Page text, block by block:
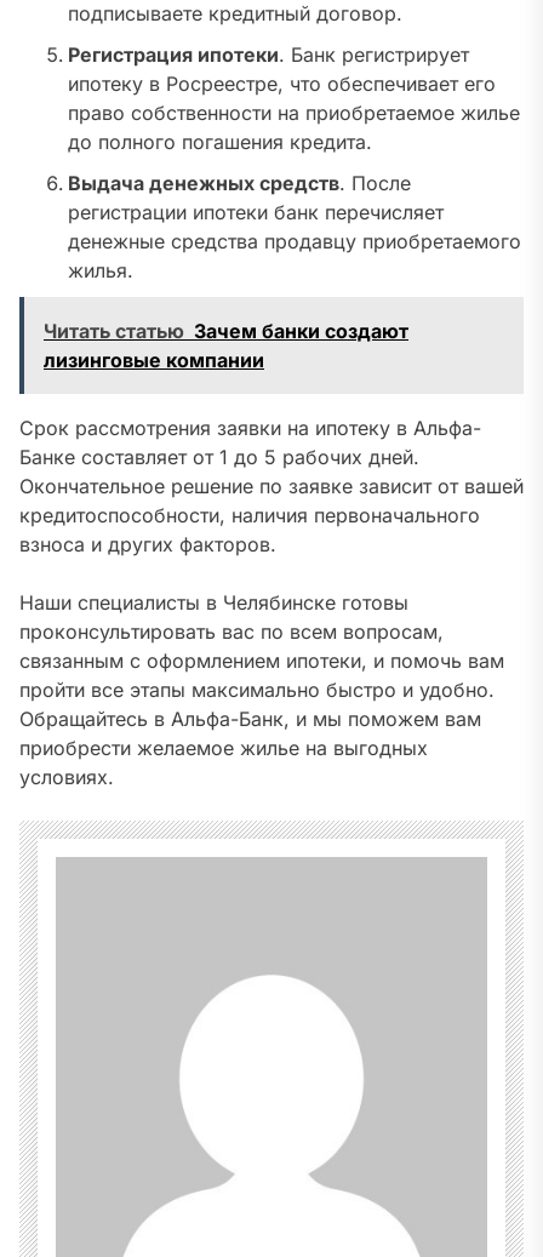
подписываете кредитный договор.
Регистрация ипотеки. Банк регистрирует
ипотеку в Росреестре, что обеспечивает его
право собственности на приобретаемое жилье
до полного погашения кредита.
Выдача денежных средств. После
регистрации ипотеки банк перечисляет
денежные средства продавцу приобретаемого
жилья.
Читать статью Зачем банки создают
лизинговые компании
Срок рассмотрения заявки на ипотеку в Альфа-
Банке составляет от 1 до 5 рабочих дней.
Окончательное решение по заявке зависит от вашей
кредитоспособности, наличия первоначального
взноса и других факторов.
Наши специалисты в Челябинске готовы
проконсультировать вас по всем вопросам,
связанным с оформлением ипотеки, и помочь вам
пройти все этапы максимально быстро и удобно.
Обращайтесь в Альфа-Банк, и мы поможем вам
приобрести желаемое жилье на выгодных
условиях.